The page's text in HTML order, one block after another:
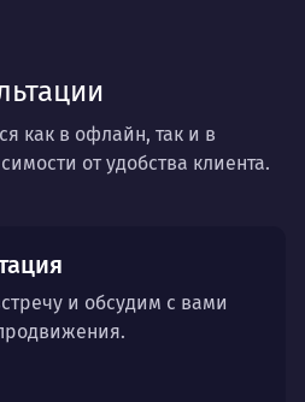
как в офлайн, так и в
от удобства клиента.
и обсудим с вами